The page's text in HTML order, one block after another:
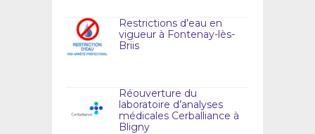
Restrictions d’eau en
vigueur à Fontenay-lès-
Briis
Réouverture du
laboratoire d’analyses
médicales Cerballiance à
Bligny